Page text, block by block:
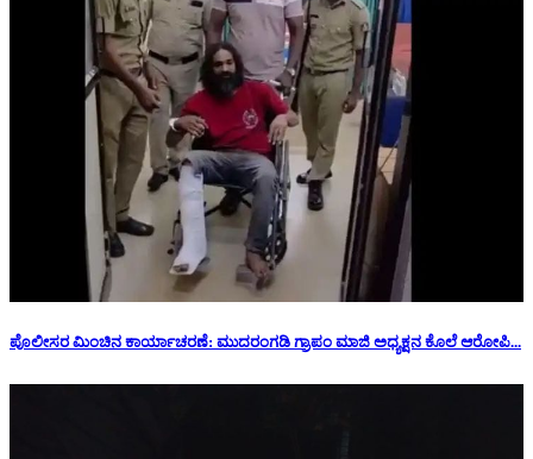
ಪೊಲೀಸರ ಮಿಂಚಿನ ಕಾರ್ಯಾಚರಣೆ: ಮುದರಂಗಡಿ ಗ್ರಾಪಂ ಮಾಜಿ ಅಧ್ಯಕ್ಷನ‌ ಕೊಲೆ ಆರೋಪಿ...